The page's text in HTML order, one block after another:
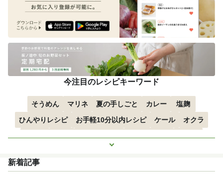
今注目のレシピキーワード
そうめん マリネ 夏の手しごと カレー
塩麹
ひんやりレシピ
お手軽10分以内レシピ ケール
オクラ
もっと見る
新着記事